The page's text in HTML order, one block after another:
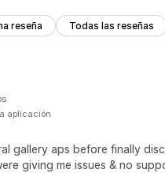
reseña Todas las reseñas
gallery aps before finally
giving me issues & no
aplicación